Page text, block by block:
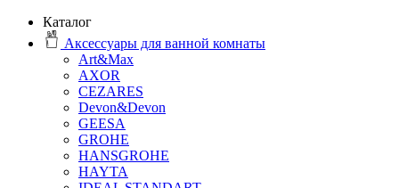
Каталог
Аксессуары для ванной комнаты
Art&Max
AXOR
CEZARES
Devon&Devon
GEESA
GROHE
HANSGROHE
HAYTA